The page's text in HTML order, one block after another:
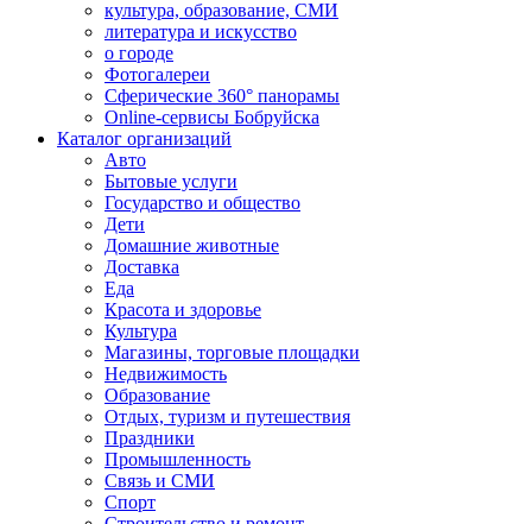
культура, образование, СМИ
литература и искусство
о городе
Фотогалереи
Сферические 360° панорамы
Online-сервисы Бобруйска
Каталог организаций
Авто
Бытовые услуги
Государство и общество
Дети
Домашние животные
Доставка
Еда
Красота и здоровье
Культура
Магазины, торговые площадки
Недвижимость
Образование
Отдых, туризм и путешествия
Праздники
Промышленность
Связь и СМИ
Спорт